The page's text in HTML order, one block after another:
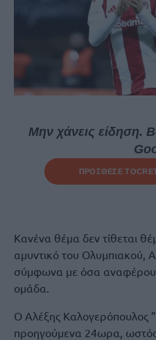
Μην χάνεις είδηση.
ΠΡΟΣΘΕΣΕ ΤΟ
Κανένα θέμα δεν τίθεται
αμυντικό του Ολυμπιακού,
σύμφωνα με όσα
ομάδα.
Ο Αλέξης Καλογερόπουλος
προηγούμενα 24ωρα,